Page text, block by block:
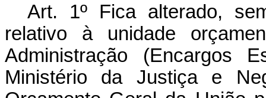
Art. 1º Fica alterado,
relativo à unidade
Administração (Encargos
Ministério da Justiça e